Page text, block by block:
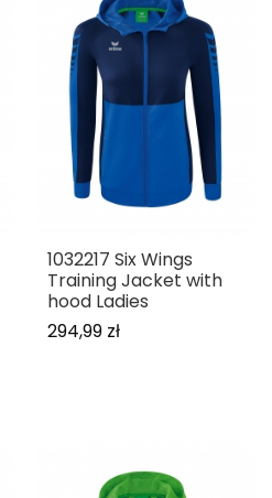
1032217 Six Wings
Training Jacket with
hood Ladies
294,99 zł